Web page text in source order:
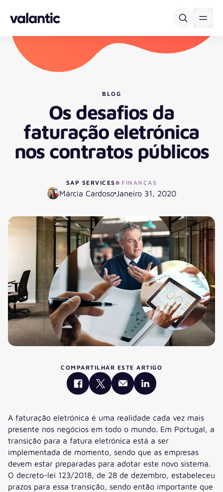
BLOG
Os desafios da
faturação eletrónica
nos contratos públicos
SAP SERVICES FINANÇAS
Márcia CardosoJaneiro 31, 2020
COMPARTILHAR ESTE ARTIGO
A faturação eletrónica é uma realidade cada vez mais
presente nos negócios em todo o mundo. Em Portugal, a
transição para a fatura eletrónica está a ser
implementada de momento, sendo que as empresas
devem estar preparadas para adotar este novo sistema.
O decreto-lei 123/2018, de 28 de dezembro, estabeleceu
prazos para essa transição, sendo então importante que